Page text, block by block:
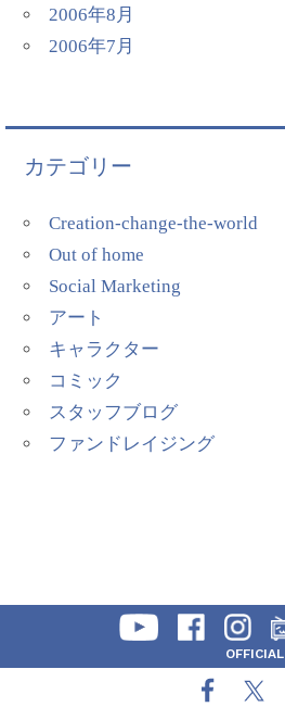
2006年8月
2006年7月
カテゴリー
Creation-change-the-world
Out of home
Social Marketing
アート
キャラクター
コミック
スタッフブログ
ファンドレイジング
OFFICIAL